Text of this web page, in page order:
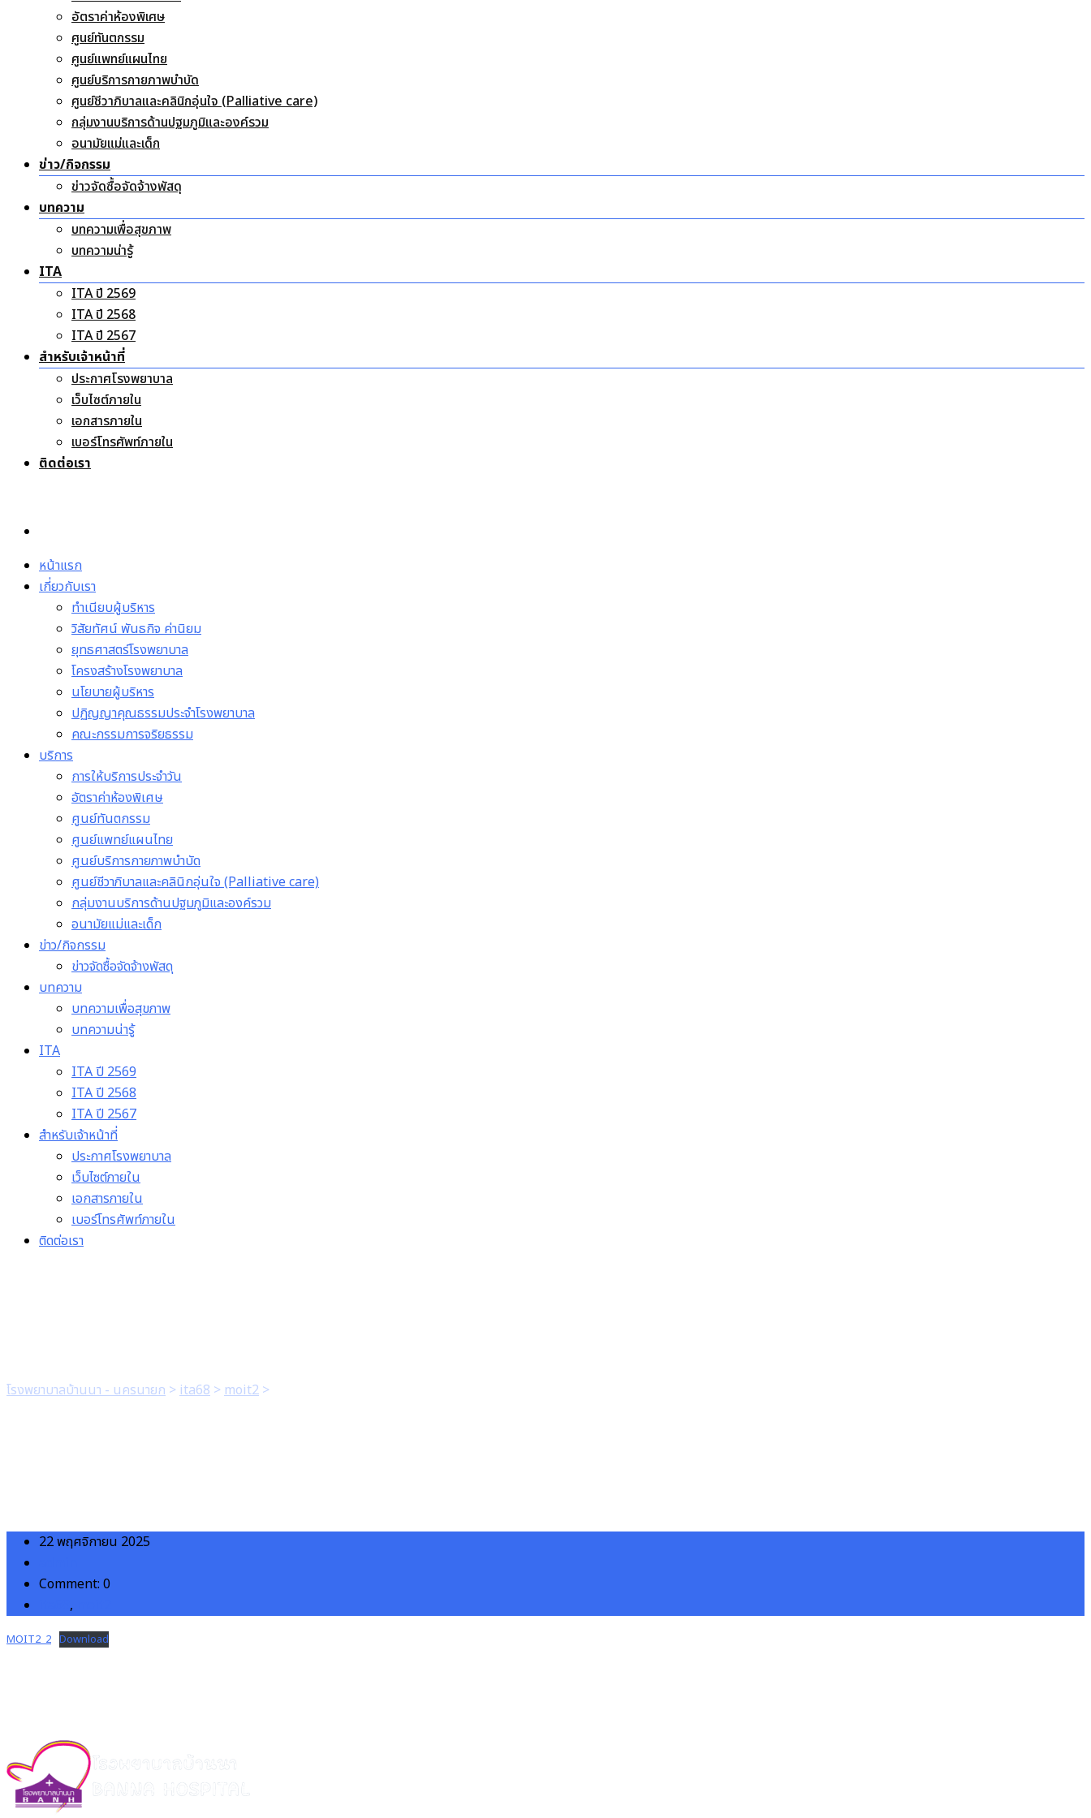
อัตราค่าห้องพิเศษ
ศูนย์ทันตกรรม
ศูนย์แพทย์แผนไทย
ศูนย์บริการกายภาพบำบัด
ศูนย์ชีวาภิบาลและคลินิกอุ่นใจ (Palliative care)
กลุ่มงานบริการด้านปฐมภูมิและองค์รวม
อนามัยแม่และเด็ก
ข่าว/กิจกรรม
ข่าวจัดซื้อจัดจ้างพัสดุ
บทความ
บทความเพื่อสุขภาพ
บทความน่ารู้
ITA
ITA ปี 2569
ITA ปี 2568
ITA ปี 2567
สำหรับเจ้าหน้าที่
ประกาศโรงพยาบาล
เว็บไซต์ภายใน
เอกสารภายใน
เบอร์โทรศัพท์ภายใน
ติดต่อเรา
หน้าแรก
เกี่ยวกับเรา
ทำเนียบผู้บริหาร
วิสัยทัศน์ พันธกิจ ค่านิยม
ยุทธศาสตร์โรงพยาบาล
โครงสร้างโรงพยาบาล
นโยบายผู้บริหาร
ปฏิญญาคุณธรรมประจำโรงพยาบาล
คณะกรรมการจริยธรรม
บริการ
การให้บริการประจำวัน
อัตราค่าห้องพิเศษ
ศูนย์ทันตกรรม
ศูนย์แพทย์แผนไทย
ศูนย์บริการกายภาพบำบัด
ศูนย์ชีวาภิบาลและคลินิกอุ่นใจ (Palliative care)
กลุ่มงานบริการด้านปฐมภูมิและองค์รวม
อนามัยแม่และเด็ก
ข่าว/กิจกรรม
ข่าวจัดซื้อจัดจ้างพัสดุ
บทความ
บทความเพื่อสุขภาพ
บทความน่ารู้
ITA
ITA ปี 2569
ITA ปี 2568
ITA ปี 2567
สำหรับเจ้าหน้าที่
ประกาศโรงพยาบาล
เว็บไซต์ภายใน
เอกสารภายใน
เบอร์โทรศัพท์ภายใน
ติดต่อเรา
โรงพยาบาลบ้านนา - นครนายก > ita68 > moit2 >
22 พฤศจิกายน 2025
Comment: 0
,
MOIT2_2 Download